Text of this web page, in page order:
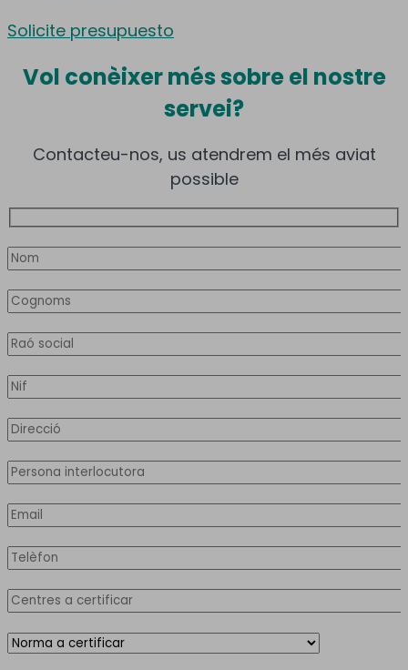
Solicite presupuesto
Vol conèixer méssobre el nostre
servei?
Contacteu-nos, us atendrem el més aviat
possible